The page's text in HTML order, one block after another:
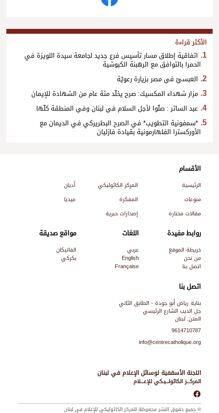
الأكثر قراءة
اتفاقية إطلاق مسار تأسيس فرع جديد لجامعة سيدة اللويزة في
الحمرا بالتوافق مع الرهبنة الكبوشية
العبسيّ في مصر بزيارة رعويّة
مزار شهداء المكسيك: صرح يخلّد مئة عام من الشهادة للإيمان
عبد الساتر : صلّوا لأجل السلام في لبنان وفي المنطقة كلّها
*سمفونية التطويب* في الصرح البطريركي في الديمان مع
الأوركسترا الفلهارمونية بقيادة فازليان
اللجنة الأسقفية لوسائل الإعلام في لبنان
المركـــز الكاثولـــيـكي للإعـــلام
اتصل بنا
بناية رياض أبو جودة - الطابق الثاني
جل الديب الشارع الرئيسي
المتن, لبنان
9614710787
info@centrecatholique.org
الأقسام
الرئيسية المركز الكاثوليكي
أديان
منوعات
المفكرة
ميديا
مقالات مختارة
إصدارات حبرية
روابط مفيدة
خريطة الموقع
من نحن
اتصل بنا
اللغات
عربي
English
Française
مواقع صديقة
الفاتيكان
بكركي
© جميع حقوق النشر محفوظة للمركز الكاثوليكي للإعلام في لبنان